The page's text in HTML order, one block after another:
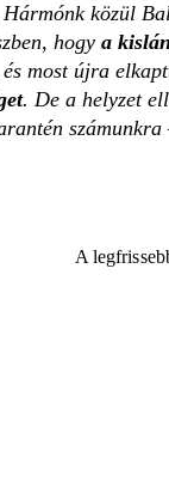
közül
hogy a
most újra
. De a helyzet
számunkra
A